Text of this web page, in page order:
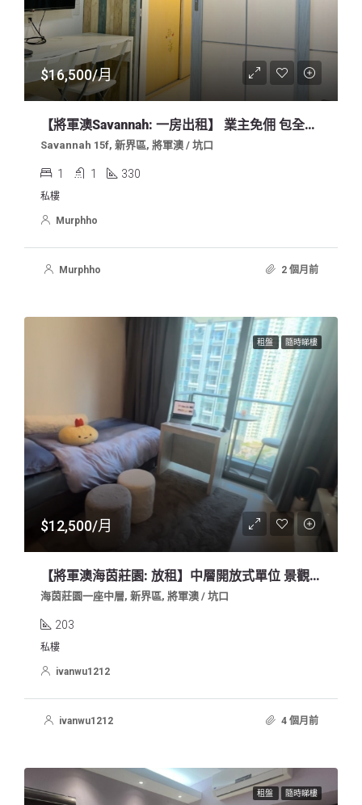
$16,500/月
【將軍澳Savannah: 一房出租】 業主免佣 包全屋傢俬！2026七至八月起租！
Savannah 15f, 新界區, 將軍澳 / 坑口
1 1 330
私樓
Murphho
Murphho 2 個月前
租盤 隨時睇樓
$12,500/月
【將軍澳海茵莊園: 放租】中層開放式單位 景觀開揚 免佣業主盤
海茵莊園一座中層, 新界區, 將軍澳 / 坑口
203
私樓
ivanwu1212
ivanwu1212 4 個月前
租盤 隨時睇樓